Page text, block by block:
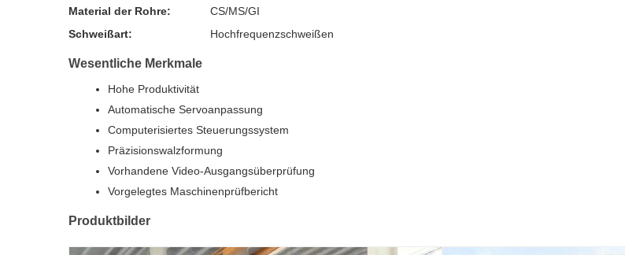
Material der Rohre:
CS/MS/GI
Schweißart:
Hochfrequenzschweißen
Wesentliche Merkmale
Hohe Produktivität
Automatische Servoanpassung
Computerisiertes Steuerungssystem
Präzisionswalzformung
Vorhandene Video-Ausgangsüberprüfung
Vorgelegtes Maschinenprüfbericht
Produktbilder